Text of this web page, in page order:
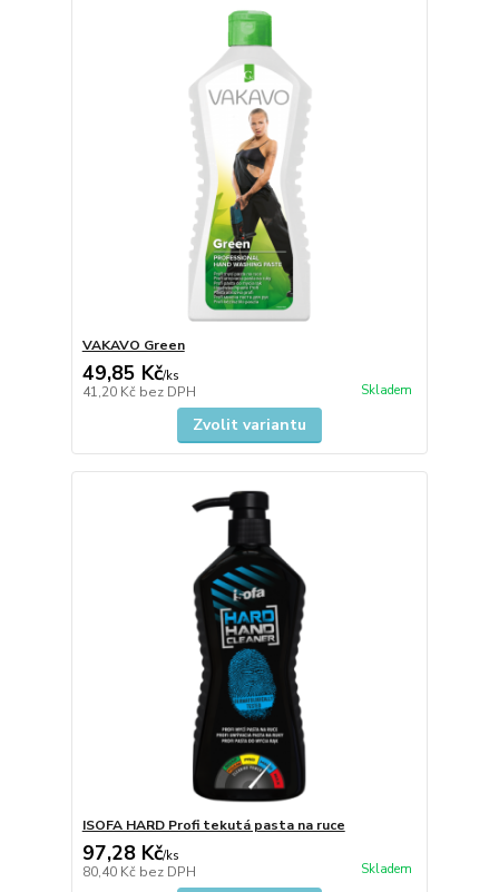
VAKAVO Green
49,85 Kč/ks
41,20 Kč bez DPH Skladem
Zvolit variantu
ISOFA HARD Profi tekutá pasta na ruce
97,28 Kč/ks
80,40 Kč bez DPH Skladem